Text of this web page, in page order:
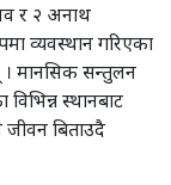
र २ अनाथ
व्यवस्थान गरिएका
मानसिक सन्तुलन
स्थानबाट
बिताउदै